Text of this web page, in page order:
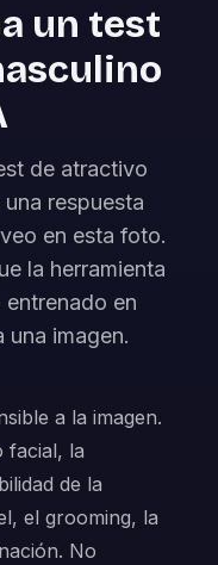
un test
de atractivo
respuesta
en esta foto.
la herramienta
en
una imagen.
a la imagen.
facial, la
de la
el grooming, la
No